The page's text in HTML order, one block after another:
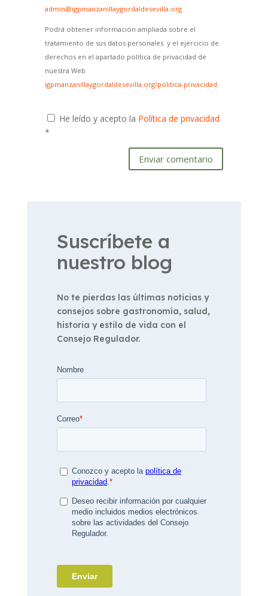
admin@igpmanzanillaygordaldesevilla.org
Podrá obtener información ampliada sobre el
tratamiento de sus datos personales y el ejercicio de
derechos en el apartado política de privacidad de
nuestra Web
igpmanzanillaygordaldesevilla.org/politica-privacidad
He leído y acepto la Política de privacidad
*
Enviar comentario
Suscríbete a
nuestro blog
No te pierdas las últimas noticias y
consejos sobre gastronomía, salud,
historia y estilo de vida con el
Consejo Regulador.